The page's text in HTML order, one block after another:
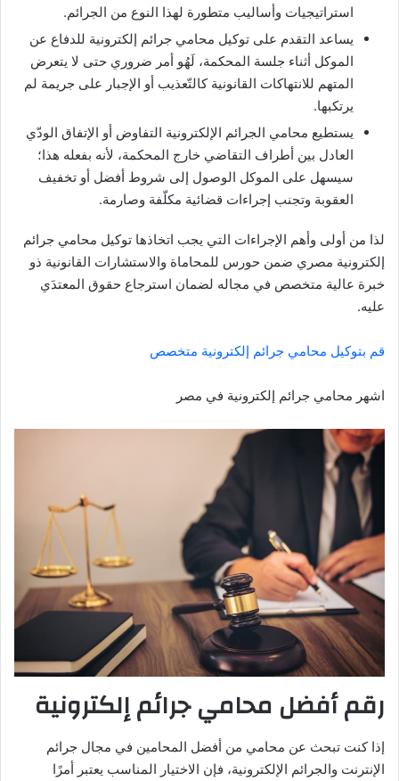
استراتيجيات وأساليب متطورة لهذا النوع من الجرائم.
يساعد التقدم على توكيل محامي جرائم إلكترونية للدفاع عن
الموكل أثناء جلسة المحكمة، لَهُو أمر ضروري حتى لا يتعرض
المتهم للانتهاكات القانونية كالتّعذيب أو الإجبار على جريمة لم
يرتكبها.
يستطيع محامي الجرائم الإلكترونية التفاوض أو الإتفاق الودّي
العادل بين أطراف التقاضي خارج المحكمة، لأنه بفعله هذا؛
سيسهل على الموكل الوصول إلى شروط أفضل أو تخفيف
العقوبة وتجنب إجراءات قضائية مكلّفة وصارمة.
لذا من أولى وأهم الإجراءات التي يجب اتخاذها توكيل محامي جرائم
إلكترونية مصري ضمن حورس للمحاماة والاستشارات القانونية ذو
خبرة عالية متخصص في مجاله لضمان استرجاع حقوق المعتدَي
عليه.
قم بتوكيل محامي جرائم إلكترونية متخصص
اشهر محامي جرائم إلكترونية في مصر
رقم أفضل محامي جرائم إلكترونية
إذا كنت تبحث عن محامي من أفضل المحامين في مجال جرائم
الإنترنت والجرائم الإلكترونية، فإن الاختيار المناسب يعتبر أمرًا